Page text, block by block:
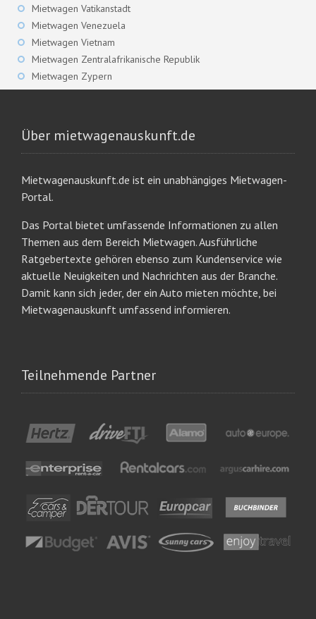
Mietwagen Vatikanstadt
Mietwagen Venezuela
Mietwagen Vietnam
Mietwagen Zentralafrikanische Republik
Mietwagen Zypern
Über mietwagenauskunft.de
Mietwagenauskunft.de ist ein unabhängiges Mietwagen-
Portal.
Das Portal bietet umfassende Informationen zu allen
Themen aus dem Bereich Mietwagen. Ausführliche
Ratgebertexte gehören ebenso zum Kundenservice wie
aktuelle Neuigkeiten und Nachrichten aus der Branche.
Damit kann sich jeder, der ein Auto mieten möchte, bei
Mietwagenauskunft umfassend informieren.
Teilnehmende Partner